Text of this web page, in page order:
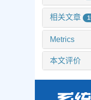
相关文章
Metrics
本文评价